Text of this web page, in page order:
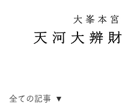
全ての記事